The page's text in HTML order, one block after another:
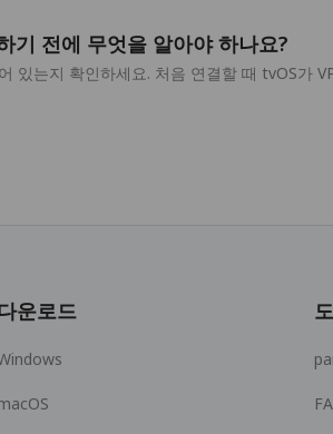
전에 무엇을 알아야 하나요?
있는지 확인하세요. 처음 연결할 때 tvOS
운로드